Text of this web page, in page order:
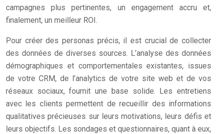
campagnes plus pertinentes, un engagement accru et,
finalement, un meilleur ROI.
Pour créer des personas précis, il est crucial de collecter
des données de diverses sources. L’analyse des données
démographiques et comportementales existantes, issues
de votre CRM, de l’analytics de votre site web et de vos
réseaux sociaux, fournit une base solide. Les entretiens
avec les clients permettent de recueillir des informations
qualitatives précieuses sur leurs motivations, leurs défis et
leurs objectifs. Les sondages et questionnaires, quant à eux,